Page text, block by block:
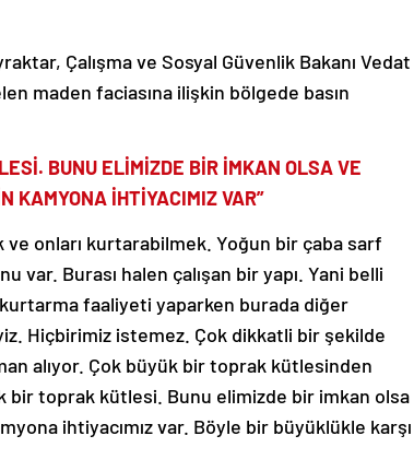
Çalışma ve Sosyal Güvenlik Bakanı Vedat
maden faciasına ilişkin bölgede basın
BUNU ELİMİZDE BİR İMKAN OLSA VE
KAMYONA İHTİYACIMIZ VAR”
onları kurtarabilmek. Yoğun bir çaba sarf
Burası halen çalışan bir yapı. Yani belli
faaliyeti yaparken burada diğer
Hiçbirimiz istemez. Çok dikkatli bir şekilde
alıyor. Çok büyük bir toprak kütlesinden
bir toprak kütlesi. Bunu elimizde bir imkan olsa
ihtiyacımız var. Böyle bir büyüklükle karşı